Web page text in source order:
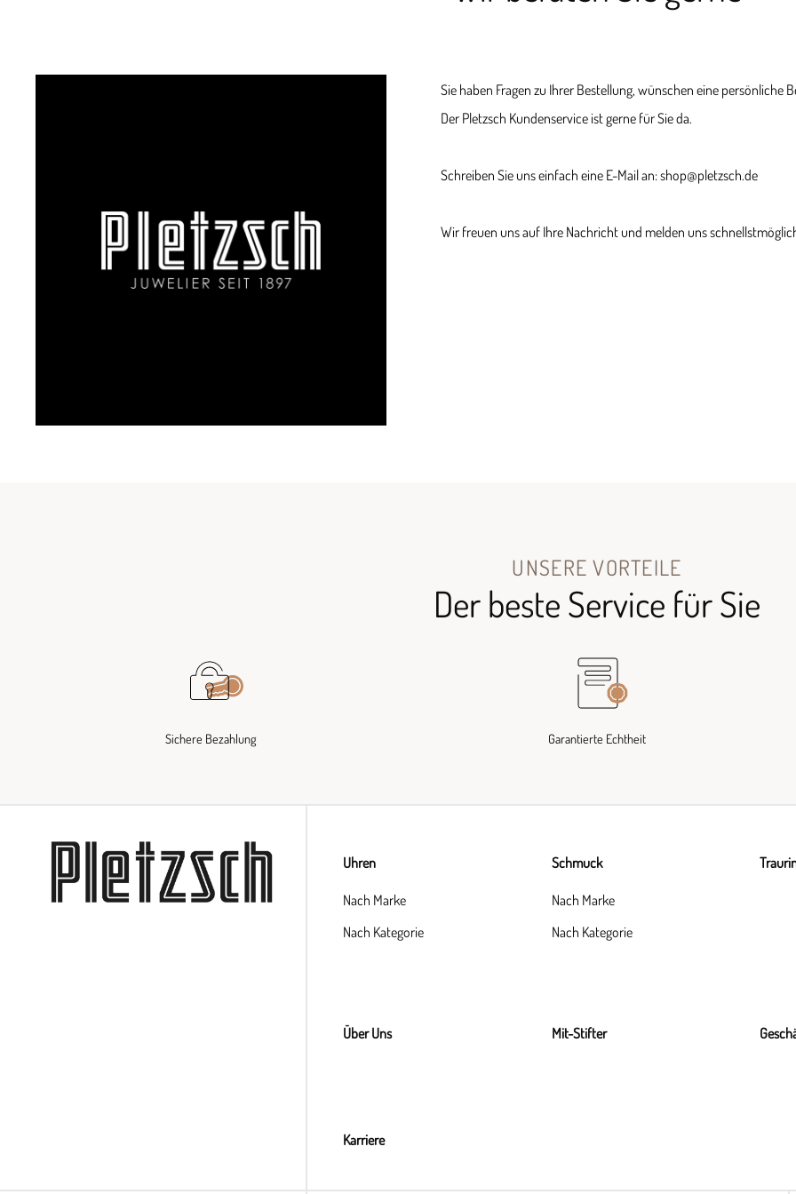
Sie haben Fragen zu Ihrer Bestellung, wünschen eine persönliche
Der Pletzsch Kundenservice ist gerne für Sie da.
Schreiben Sie uns einfach eine E-Mail an: shop@pletzsch.de
Wir freuen uns auf Ihre Nachricht und melden uns
UNSERE VORTEILE
Der beste Service für Sie
Sichere Bezahlung Garantierte Echtheit
Uhren
Nach Marke
Nach Kategorie
Schmuck
Nach Marke
Nach Kategorie
Über Uns Mit-Stifter
Karriere